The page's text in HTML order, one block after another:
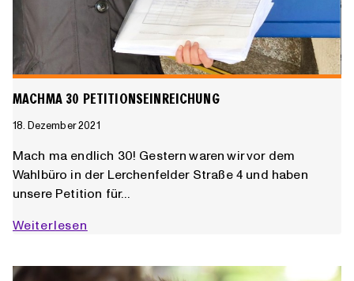
MACHMA 30 PETITIONSEINREICHUNG
18. Dezember 2021
Mach ma endlich 30! Gestern waren wir vor dem
Wahlbüro in der Lerchenfelder Straße 4 und haben
unsere Petition für…
Weiterlesen